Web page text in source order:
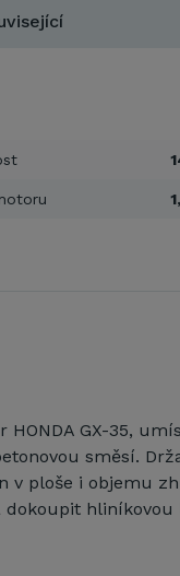
GX-35,
směsí.
v ploše i objemu
hliníkovou